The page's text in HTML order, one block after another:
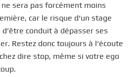
sera pas forcément moins
car le risque d’un stage
conduit à dépasser ses
Restez donc toujours à l’écoute
dire stop, même si votre ego